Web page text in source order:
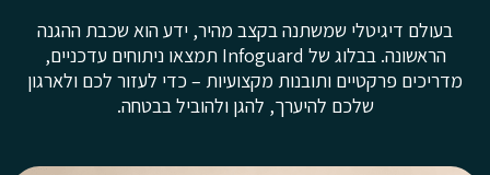
בעולם דיגיטלי שמשתנה בקצב מהיר, ידע הוא שכבת ההגנה
הראשונה. בבלוג של Infoguard תמצאו ניתוחים עדכניים,
מדריכים פרקטיים ותובנות מקצועיות – כדי לעזור לכם ולארגון
שלכם להיערך, להגן ולהוביל בבטחה.